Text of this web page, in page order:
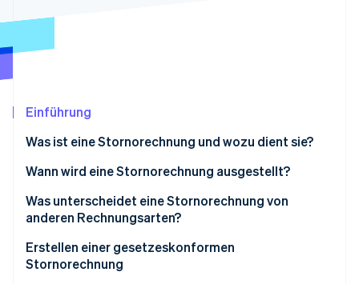
Identity
Online-Identitätsprüfung
Stripe-Sessions 2026
Erfahren Sie, wie Stripe Lösungen für die
Jetzt ansehen
Einführung
Was ist eine Stornorechnung und wozu dient sie?
Wann wird eine Stornorechnung ausgestellt?
Was unterscheidet eine Stornorechnung von
anderen Rechnungsarten?
Erstellen einer gesetzeskonformen
Stornorechnung